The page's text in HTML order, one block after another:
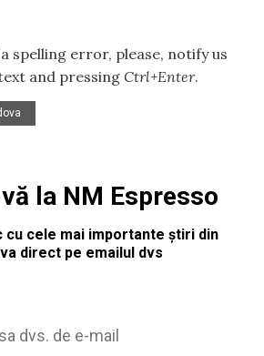
spelling error, please, notify us
and pressing Ctrl+Enter.
la NM Espresso
cu cele mai importante știri din
direct pe emailul dvs